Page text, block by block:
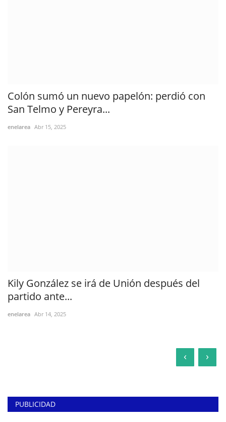
Colón sumó un nuevo papelón: perdió con
San Telmo y Pereyra...
enelarea Abr 15, 2025
Kily González se irá de Unión después del
partido ante...
enelarea Abr 14, 2025
‹ ›
PUBLICIDAD